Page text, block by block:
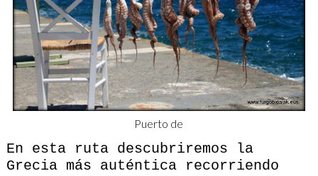
Puerto de
En esta ruta descubriremos la
Grecia más auténtica recorriendo